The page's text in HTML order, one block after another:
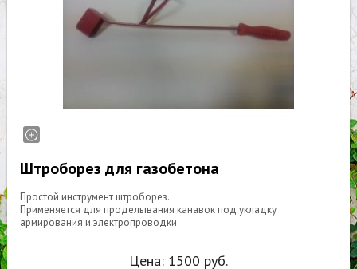
Штроборез для газобетона
Простой инструмент штроборез.
Применяется для проделывания канавок под укладку
армирования и электропроводки
Цена: 1500 руб.